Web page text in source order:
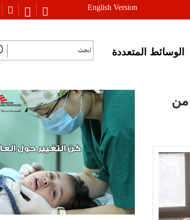
English Version
الوسائط المتعددة
من